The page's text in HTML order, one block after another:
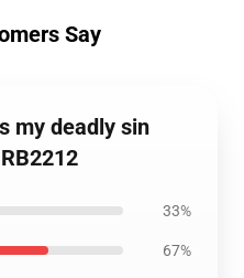
Say
my deadly sin
33%
67%